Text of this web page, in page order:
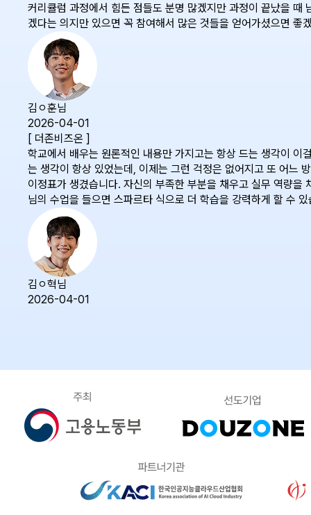
커리큘럼 과정에서 힘든 점들도 분명 많겠지만 과정이 끝났을 때
겠다는 의지만 있으면 꼭 참여해서 많은 것들을 얻어가셨으면 좋
김ㅇ훈님
2026-04-01
[ 더존비즈온 ]
학교에서 배우는 원론적인 내용만 가지고는 항상 드는 생각이 이
는 생각이 항상 있었는데, 이제는 그런 걱정은 없어지고 또 어느
이정표가 생겼습니다. 자신의 부족한 부분을 채우고 실무 역량을
님의 수업을 들으면 스파르타 식으로 더 학습을 강력하게 할 수
김ㅇ혁님
2026-04-01